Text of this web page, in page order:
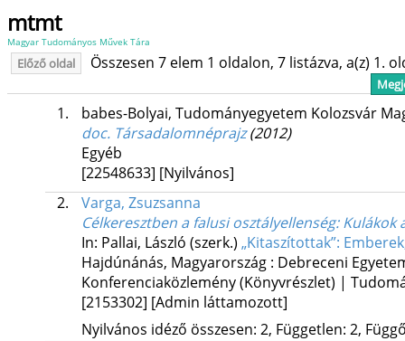
mtmt
Magyar Tudományos Művek Tára
Előző oldal Összesen 7 elem 1 oldalon, 7 listázva, a(z) 1.
1.
babes-Bolyai, Tudományegyetem Kolozsvár
doc. Társadalomnéprajz (2012)
Egyéb
[22548633] [Nyilvános]
2.
Varga, Zsuzsanna
Célkeresztben a falusi osztályellenség: Kulákok
In: Pallai, László (szerk.) „Kitaszítottak”:
Hajdúnánás, Magyarország : Debreceni
Konferenciaközlemény (Könyvrészlet) |
[2153302] [Admin láttamozott]
Nyilvános idéző összesen: 2, Független: 2,